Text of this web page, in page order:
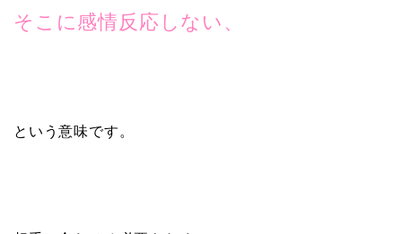
そこに感情反応しない、
という意味です。